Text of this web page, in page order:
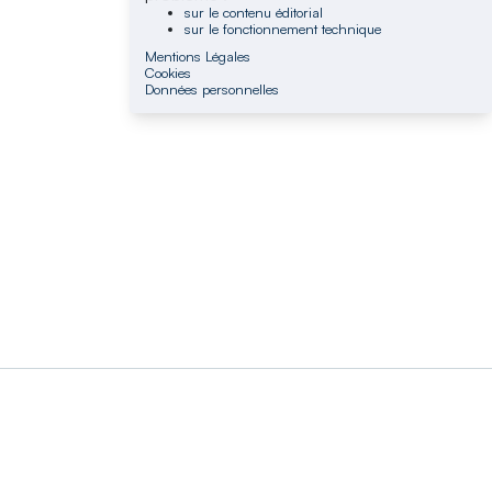
sur le contenu éditorial
sur le fonctionnement technique
Mentions Légales
Cookies
Données personnelles